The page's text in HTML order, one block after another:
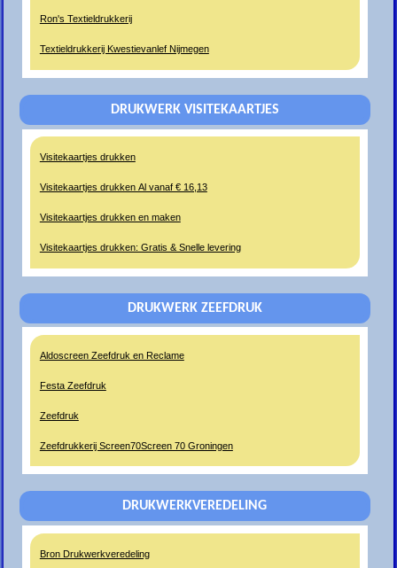
Ron's Textieldrukkerij
Textieldrukkerij Kwestievanlef Nijmegen
DRUKWERK VISITEKAARTJES
Visitekaartjes drukken
Visitekaartjes drukken Al vanaf € 16,13
Visitekaartjes drukken en maken
Visitekaartjes drukken: Gratis & Snelle levering
DRUKWERK ZEEFDRUK
Aldoscreen Zeefdruk en Reclame
Festa Zeefdruk
Zeefdruk
Zeefdrukkerij Screen70Screen 70 Groningen
DRUKWERKVEREDELING
Bron Drukwerkveredeling